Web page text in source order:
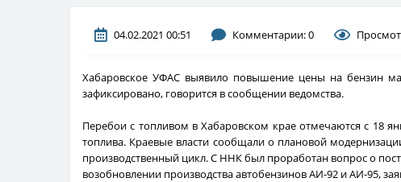
04.02.2021 00:51 Комментарии: 0
Хабаровское УФАС выявило повышение цены на бензин
зафиксировано, говорится в сообщении ведомства.
Перебои с топливом в Хабаровском крае отмечаются с 18
топлива. Краевые власти сообщали о плановой
производственный цикл. С ННК был проработан вопрос о
возобновлении производства автобензинов АИ-92 и АИ-95,